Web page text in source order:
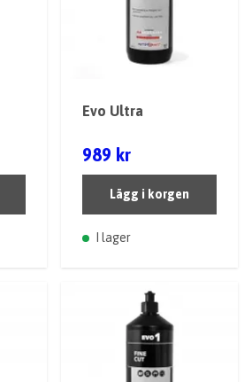
Evo Ultra
989 kr
Lägg i korgen
I lager